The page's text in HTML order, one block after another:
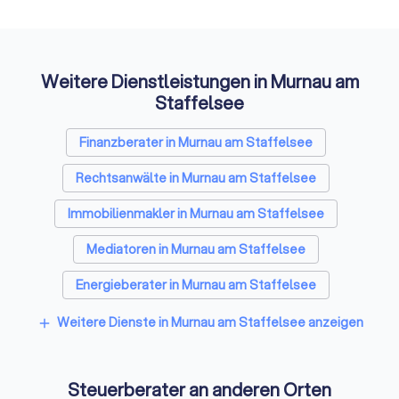
Das Erstgespräch: So bereiten Sie sich
Das erste Treffen mit einem potenziellen Steuerberater
dient dem gegenseitigen Kennenlernen. Viele Kanzleien
bieten ein kurzes, kostenloses Erstgespräch von 15-20
Minuten an. Eine umfassende Beratung ist in der Regel
kostenpflichtig, klären Sie dies vorab.
Diese Fragen sollten Sie stellen
✓
Weitere Dienstleistungen in Murnau am
Staffelsee
Finanzberater in Murnau am Staffelsee
Rechtsanwälte in Murnau am Staffelsee
Immobilienmakler in Murnau am Staffelsee
Mediatoren in Murnau am Staffelsee
Energieberater in Murnau am Staffelsee
add Weitere Dienste in Murnau am Staffelsee anzeigen
Steuerberater an anderen Orten